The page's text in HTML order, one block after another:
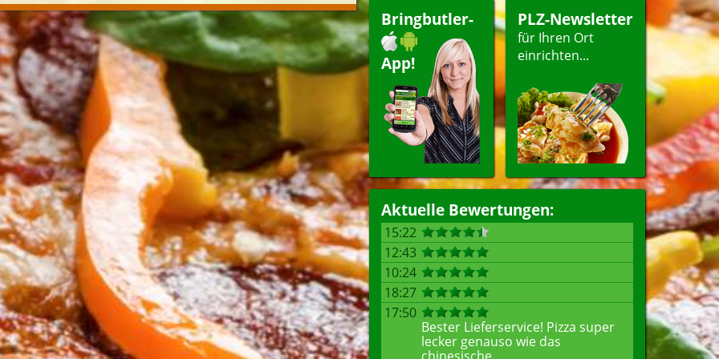
Bringbutler-
App!
PLZ-Newsletter
für Ihren Ort
einrichten...
Aktuelle Bewertungen:
15:22
12:43
10:24
18:27
17:50
Bester Lieferservice! Pizza super
lecker genauso wie das